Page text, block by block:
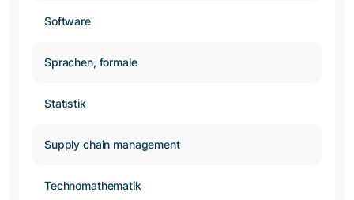
Software
Sprachen, formale
Statistik
Supply chain management
Technomathematik